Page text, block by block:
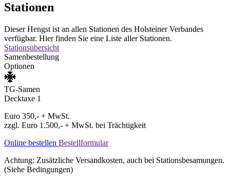
Stationen
Dieser Hengst ist an allen Stationen des Holsteiner Verbandes
verfügbar. Hier finden Sie eine Liste aller Stationen.
Stationsübersicht
Samenbestellung
Optionen
TG-Samen
Decktaxe 1
Euro 350,- + MwSt.
zzgl. Euro 1.500,- + MwSt. bei Trächtigkeit
Online bestellen Bestellformular
Achtung: Zusätzliche Versandkosten, auch bei Stationsbesamungen.
(Siehe Bedingungen)